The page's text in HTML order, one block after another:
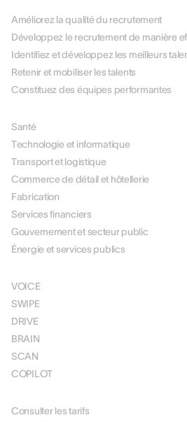
Améliorez la qualité du recrutement
Développez le recrutement de manière
Identifiez et développez les meilleurs
Retenir et mobiliser les talents
Constituez des équipes performantes
Santé
Technologie et informatique
Transport et logistique
Commerce de détail et hôtellerie
Fabrication
Services financiers
Gouvernement et secteur public
Énergie et services publics
VOICE
SWIPE
DRIVE
BRAIN
SCAN
COPILOT
Consulter les tarifs